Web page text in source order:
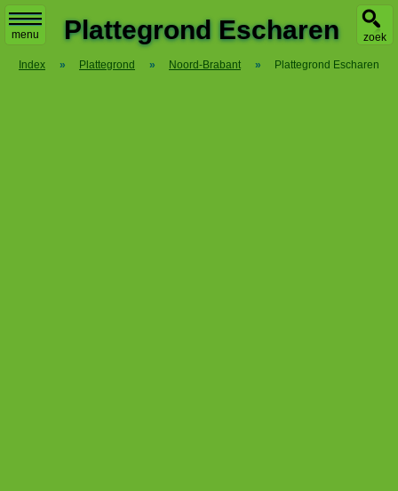
menu zoek
Plattegrond Escharen
Index » Plattegrond » Noord-Brabant » Plattegrond Escharen